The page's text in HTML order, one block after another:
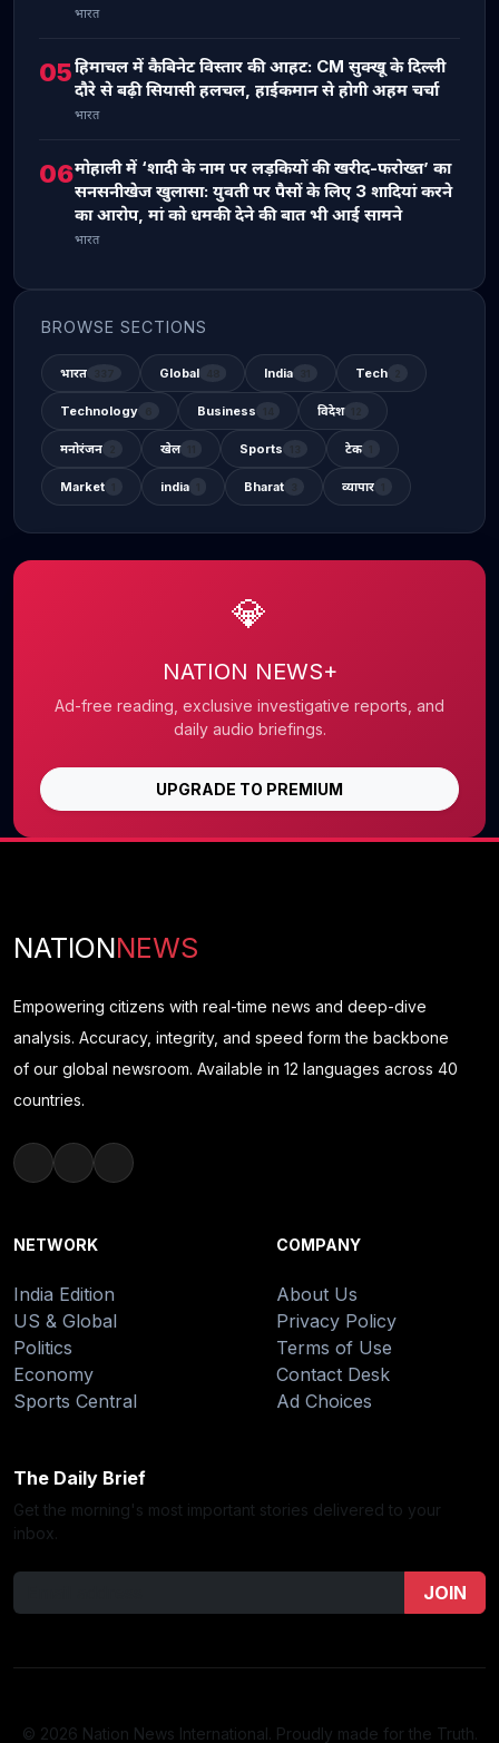
भारत
05हिमाचल में कैबिनेट विस्तार की आहट: CM सुक्खू के दिल्ली
दौरे से बढ़ी सियासी हलचल, हाईकमान से होगी अहम चर्चा
भारत
06मोहाली में ‘शादी के नाम पर लड़कियों की खरीद-फरोख्त’ का
सनसनीखेज खुलासा: युवती पर पैसों के लिए 3 शादियां करने
का आरोप, मां को धमकी देने की बात भी आई सामने
भारत
BROWSE SECTIONS
भारत Global India Tech
Technology Business विदेश
मनोरंजन खेल Sports टेक
Market india Bharat व्यापार
💎
NATION NEWS+
Ad-free reading, exclusive investigative reports, and
daily audio briefings.
UPGRADE TO PREMIUM
NATIONNEWS
Empowering citizens with real-time news and deep-dive
analysis. Accuracy, integrity, and speed form the backbone
of our global newsroom. Available in 12 languages across 40
countries.
NETWORK
India Edition
US & Global
Politics
Economy
Sports Central
COMPANY
About Us
Privacy Policy
Terms of Use
Contact Desk
Ad Choices
The Daily Brief
Get the morning's most important stories delivered to your
inbox.
JOIN
© 2026 Nation News International. Proudly made for the Truth.